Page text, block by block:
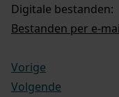
Digitale bestanden:
Bestanden per e-
Vorige
Volgende